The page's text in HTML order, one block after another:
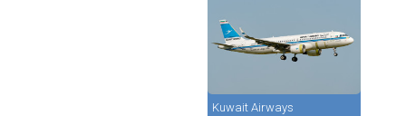
Kuwait Airways